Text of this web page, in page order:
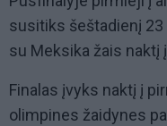
susitiks šeštadienį 23
su Meksika žais naktį
Finalas įvyks naktį į
olimpines žaidynes